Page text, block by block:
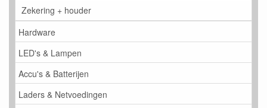
Zekering + houder
Hardware
LED's & Lampen
Accu's & Batterijen
Laders & Netvoedingen